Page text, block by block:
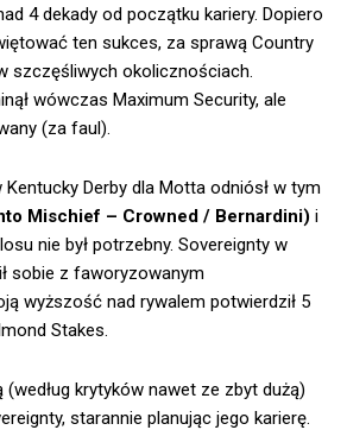
4 dekady od początku kariery. Dopiero
ten sukces, za sprawą Country
szczęśliwych okolicznościach.
wówczas Maximum Security, ale
(za faul).
Derby dla Motta odniósł w tym
Mischief – Crowned / Bernardini) i
nie był potrzebny. Sovereignty w
sobie z faworyzowanym
wyższość nad rywalem potwierdził 5
Stakes.
krytyków nawet ze zbyt dużą)
starannie planując jego karierę.